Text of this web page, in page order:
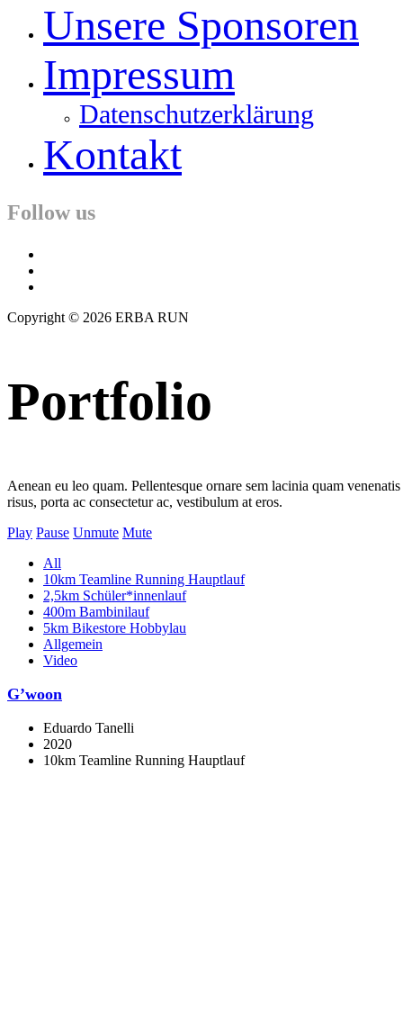
Unsere Sponsoren
Impressum
Datenschutzerklärung
Kontakt
Follow us
Copyright © 2026 ERBA RUN
Portfolio
Aenean eu leo quam. Pellentesque ornare sem lacinia quam
risus, porta ac consectetur ac, vestibulum at eros.
Play Pause Unmute Mute
All
10km Teamline Running Hauptlauf
2,5km Schüler*innenlauf
400m Bambinilauf
5km Bikestore Hobbylau
Allgemein
Video
G’woon
Eduardo Tanelli
2020
10km Teamline Running Hauptlauf